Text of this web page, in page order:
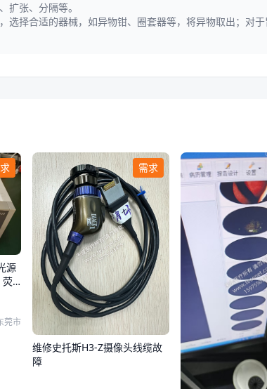
扩张、分隔等。
选择合适的器械，如异物钳、圈套器等，将异物取出；对
源
荧
莞市
需求
维修史托斯H3-Z摄像头线缆故
障